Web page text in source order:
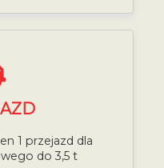
1 przejazd dla
do 3,5 t